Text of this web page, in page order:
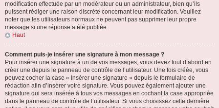
modification effectuée par un modérateur ou un administrateur, bien qu’ils
puissent rédiger une raison discrète concernant leur modification. Veuillez
noter que les utilisateurs normaux ne peuvent pas supprimer leur propre
message si une réponse a été publiée.
Haut
Comment puis-je insérer une signature à mon message ?
Pour insérer une signature à un de vos messages, vous devez tout d’abord en
créer une depuis le panneau de contrôle de l’utilisateur. Une fois créée, vous
pouvez cocher la case « Insérer une signature » depuis le formulaire de
rédaction afin d’insérer votre signature. Vous pouvez également ajouter une
signature qui sera insérée à tous vos messages en cochant la case appropriée
dans le panneau de contrôle de l’utilisateur. Si vous choisissez cette dernière